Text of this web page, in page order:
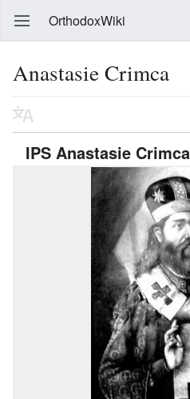
OrthodoxWiki
Anastasie Crimca
IPS Anastasie Crimca